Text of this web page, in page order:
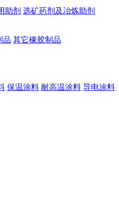
助剂 选矿药剂及冶炼助剂
品 其它橡胶制品
保温涂料 耐高温涂料 导电涂料